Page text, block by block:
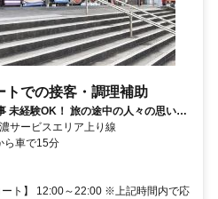
トでの接客・調理補助
せんか！
サービスエリア上り線
ら車で15分
ト】 12:00～22:00 ※上記時間内で応